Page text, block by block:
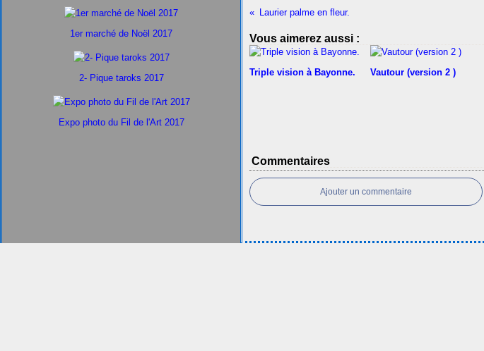
1er marché de Noël 2017
2- Pique taroks 2017
Expo photo du Fil de l'Art 2017
Laurier palme en fleur.
Vous aimerez aussi :
Triple vision à Bayonne. Vautour (version 2 )
Commentaires
Ajouter un commentaire